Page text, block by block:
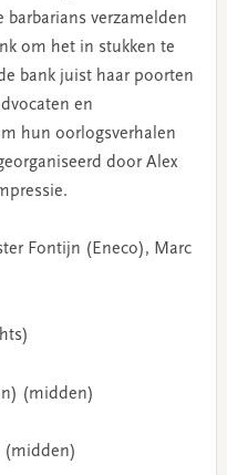
barbarians verzamelden
om het in stukken te
bank juist haar poorten
en
hun oorlogsverhalen
door Alex
Fontijn (Eneco), Marc
(midden)